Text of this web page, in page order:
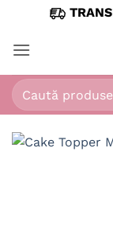
content
Caută
după: